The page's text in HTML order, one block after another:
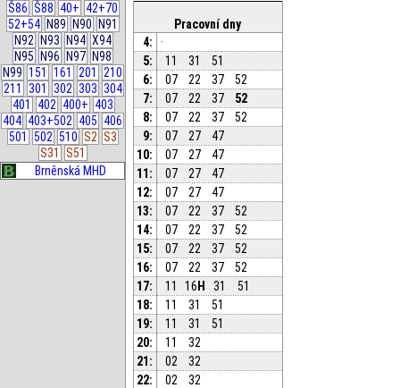
Š86 Š88 40+ 42+70
52+54 N89 N90
N91
N92
N93 N94 X94
N95
N96 N97 N98
N99 151 161 201
210
211
301 302 303 304
401
402 400+ 403
404 403+502 405 406
501
502 510 S2 S3
S31
S51
Brněnská MHD
Pracovní dny
4:
·
5:
11 31
51
6:
07 22 37
52
7:
07 22 37
52
8:
07 22 37
52
9:
07 27
47
10:
07 27
47
11:
07 27
47
12:
07 27
47
13:
07 22 37
52
14:
07 22 37
52
15:
07 22 37
52
16:
07 22 37
52
17:
11 16 H 31
51
18:
11 31
51
19:
11 31
51
20:
11
32
21:
02
32
22:
02
32